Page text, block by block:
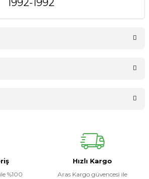
%100
Hızlı Kargo
Aras Kargo güvencesi ile